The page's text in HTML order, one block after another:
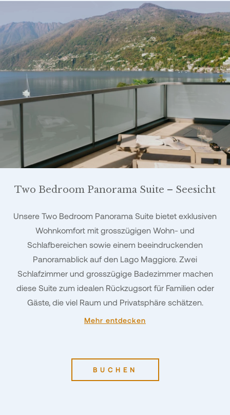
Two Bedroom Panorama Suite – Seesicht
Unsere Two Bedroom Panorama Suite bietet exklusiven
Wohnkomfort mit grosszügigen Wohn- und
Schlafbereichen sowie einem beeindruckenden
Panoramablick auf den Lago Maggiore. Zwei
Schlafzimmer und grosszügige Badezimmer machen
diese Suite zum idealen Rückzugsort für Familien oder
Gäste, die viel Raum und Privatsphäre schätzen.
Mehr entdecken
BUCHEN